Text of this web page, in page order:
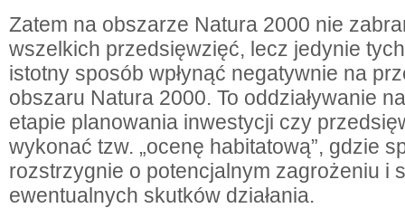
Zatem na obszarze Natura 2000 nie
wszelkich przedsięwzięć, lecz jedynie
istotny sposób wpłynąć negatywnie na
obszaru Natura 2000. To oddziaływanie
etapie planowania inwestycji czy
wykonać tzw. „ocenę habitatową”, gdzie
rozstrzygnie o potencjalnym zagrożeniu i
ewentualnych skutków działania.